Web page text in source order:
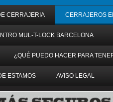
CERRAJERIA CERRAJEROS
MUL-T-LOCK BARCELONA
¿QUÉ PUEDO HACER PARA
ESTAMOS AVISO LEGAL